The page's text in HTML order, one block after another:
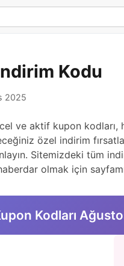
Kodu
2025
ve aktif kupon kodları,
özel indirim
Sitemizdeki tüm
olmak için
Kodları